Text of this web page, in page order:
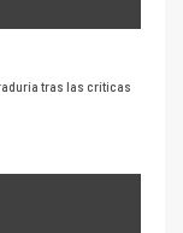
tras las críticas